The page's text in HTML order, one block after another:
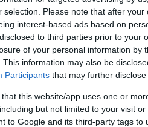
selection. Please note that after
interest-based ads based on
to third parties prior to your
of your personal information by
This information may also be
Participants that may further
that this website/app uses one or
but not limited to your visit
to Google and its third-party tags